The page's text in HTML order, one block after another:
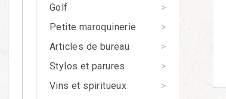
Golf
Petite maroquinerie
Articles de bureau
Stylos et parures
Vins et spiritueux